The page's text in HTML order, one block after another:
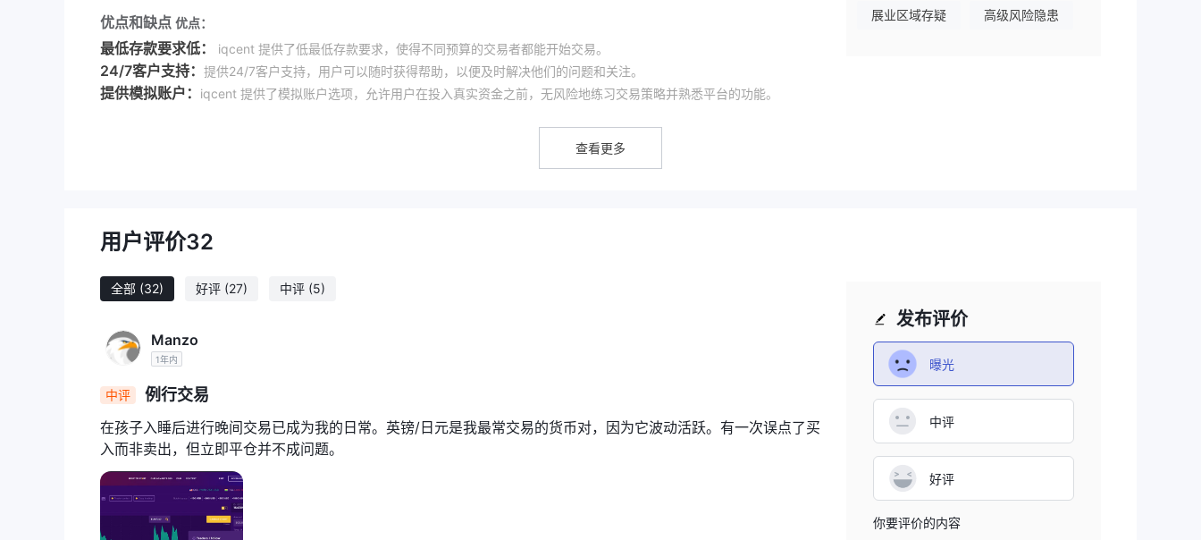
优点和缺点 优点：
最低存款要求低： iqcent 提供了低最低存款要求，使得不同预算的交易者都能开始交易。
24/7客户支持： 提供24/7客户支持，用户可以随时获得帮助，以便及时解决他们的问题和关注。
提供模拟账户： iqcent 提供了模拟账户选项，允许用户在投入真实资金之前，无风险地练习交易策略并熟悉平台的功能。
监管情况：
iqcent目前没有受到任何监管的约束，
用户反馈：
安全措施：到目前为止，我们还没有找到关于该经纪人的security措施的任何信息。
市场工具
在iqcent中，有超过100种 交易资产可供交易者选择，交易者有充足的机会创建一个根据他们的财务目标和交易偏好量身定制的多
元化投资组合：
货币：除了外汇交易外，iqcent还提供各种法定货币的交易机会，为货币交易提供更多选择。
指数： 交易者可以交易热门股市指数，从而可以对整个股市或特定行业的表现进行投机。
商品：
iqcent允许交易者交易贵金属（黄金、白银）、能源（原油、天然气）和农产品（玉米、小麦），提供多样化商品市场的投
展业区域存疑 高级风险隐患
查看更多
用户评价32
全部 (32) 好评 (27) 中评 (5)
Manzo
1年内
中评 例行交易
在孩子入睡后进行晚间交易已成为我的日常。英镑/日元是我最常交易的货币对，因为它波动活跃。有一次误点了买
入而非卖出，但立即平仓并不成问题。
发布评价
曝光
中评
好评
你要评价的内容